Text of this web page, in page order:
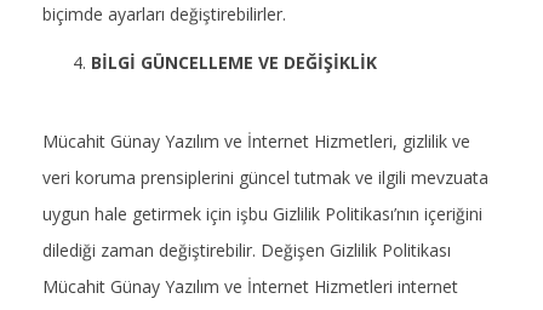
biçimde ayarları değiştirebilirler.
BİLGİ GÜNCELLEME VE DEĞİŞİKLİK
Mücahit Günay Yazılım ve İnternet Hizmetleri, gizlilik ve
veri koruma prensiplerini güncel tutmak ve ilgili mevzuata
uygun hale getirmek için işbu Gizlilik Politikası’nın içeriğini
dilediği zaman değiştirebilir. Değişen Gizlilik Politikası
Mücahit Günay Yazılım ve İnternet Hizmetleri internet